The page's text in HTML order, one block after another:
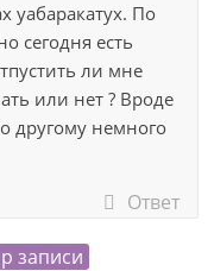
уабаракатух. По
сегодня есть
ли мне
или нет ? Вроде
другому немного
Ответ
записи